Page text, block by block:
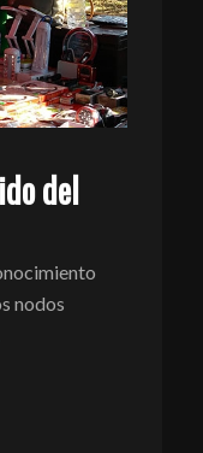
del
nodos